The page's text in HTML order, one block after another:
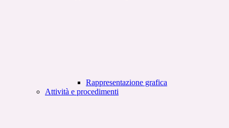
Rappresentazione grafica
Attività e procedimenti